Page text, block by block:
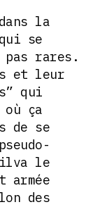
la
se
pas rares.
et leur
qui
ça
de se
le
armée
des